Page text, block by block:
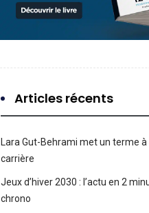
Articles récents
Lara Gut-Behrami met un terme à
carrière
Jeux d’hiver 2030 : l’actu en 2
chrono